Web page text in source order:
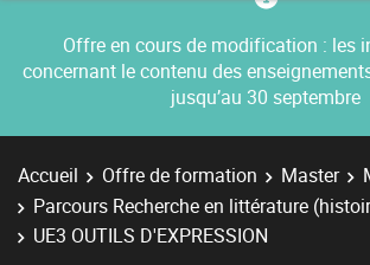
Offre en cours de modification : les
concernant le contenu des
jusqu’au 30 septembre
Accueil Offre de formation Master
Parcours Recherche en littérature
UE3 OUTILS D'EXPRESSION